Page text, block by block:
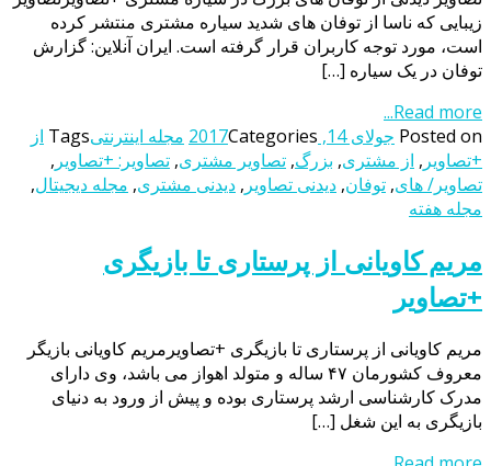
زیبایی که ناسا از توفان های شدید سیاره مشتری منتشر کرده
است، مورد توجه کاربران قرار گرفته است. ایران آنلاین: گزارش
توفان در یک سیاره […]
Read more...
Posted on جولای 14, 2017 Categories مجله اینترنتیTags از
+تصاویر , از مشتری, بزرگ, تصاویر مشتری, تصاویر: +تصاویر ,
تصاویر/ های, توفان, دیدنی تصاویر , دیدنی مشتری, مجله دیجیتال,
مجله هفته
مریم کاویانی از پرستاری تا بازیگری
+تصاویر
مریم کاویانی از پرستاری تا بازیگری +تصاویرمریم کاویانی بازیگر
معروف کشورمان ۴۷ ساله و متولد اهواز می باشد، وی دارای
مدرک کارشناسی ارشد پرستاری بوده و پیش از ورود به دنیای
بازیگری به این شغل […]